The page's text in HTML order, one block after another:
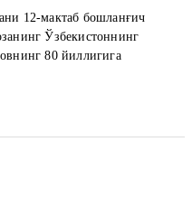
12-мактаб бошланғич
Ўзбекистоннинг
80 йиллигига